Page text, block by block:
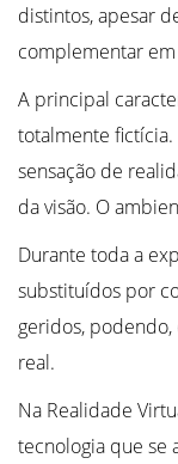
distintos, apesar
complementar
A principal
totalmente fictícia.
sensação de
da visão. O
Durante toda a
substituídos por
geridos, podendo,
real.
Na Realidade
tecnologia que se